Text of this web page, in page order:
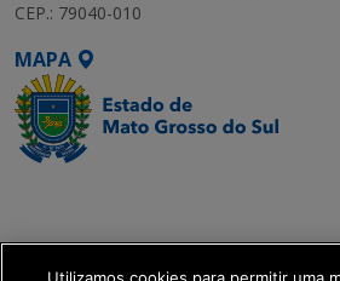
CEP.: 79040-010
MAPA
Transformação Digital